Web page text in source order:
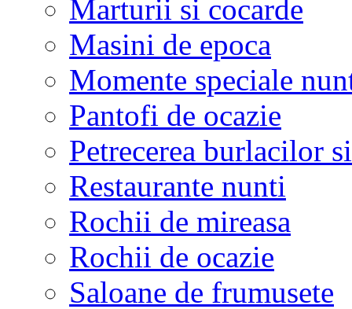
Marturii si cocarde
Masini de epoca
Momente speciale
Pantofi de ocazie
Petrecerea burlacilor
Restaurante nunti
Rochii de mireasa
Rochii de ocazie
Saloane de frumusete